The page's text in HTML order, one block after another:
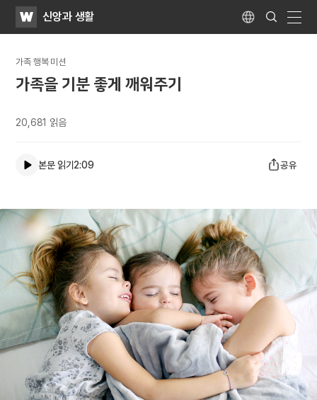
WATV신앙과 생활 Language
Search
Submit
가족 행복 미션
가족을 기분 좋게 깨워주기
20,681 읽음
본문 읽기2:09 공유